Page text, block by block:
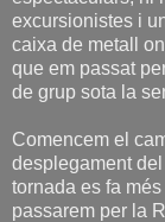
excursionistes i
caixa de metall
que em passat
de grup sota la
Comencem el
desplegament
tornada es fa
passarem per la